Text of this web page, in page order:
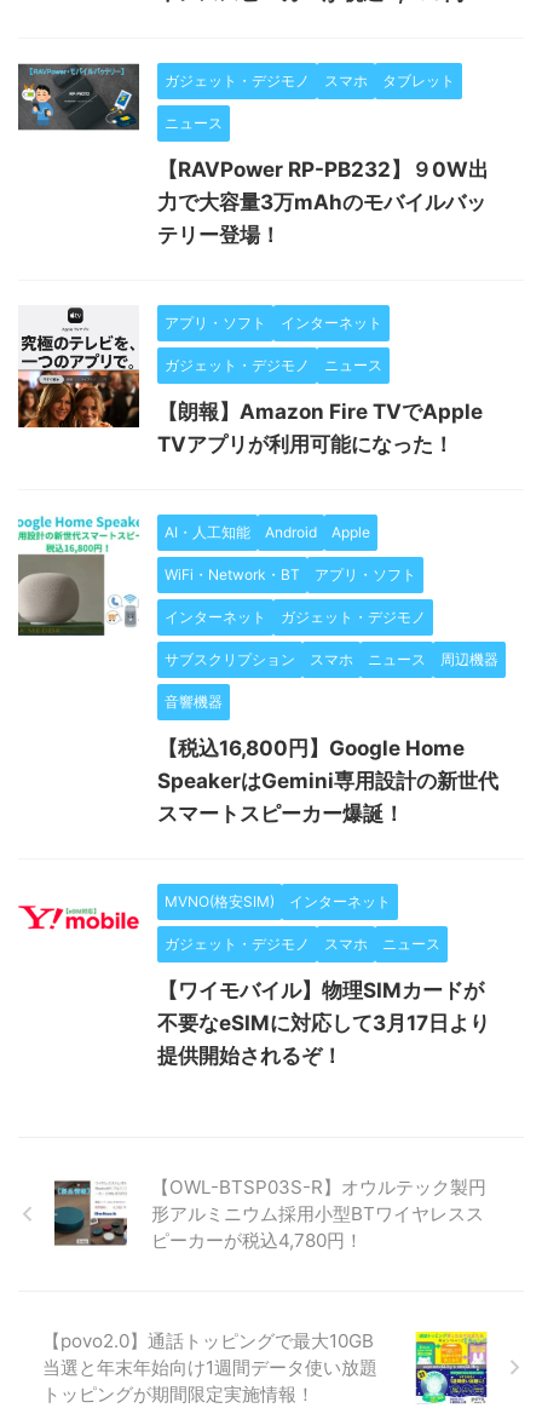
ガジェット・デジモノ スマホ タブレット
ニュース
【RAVPower RP-PB232】９0W出
力で大容量3万mAhのモバイルバッ
テリー登場！
アプリ・ソフト インターネット
ガジェット・デジモノ ニュース
【朗報】Amazon Fire TVでApple
TVアプリが利用可能になった！
AI・人工知能 Android Apple
WiFi・Network・BT アプリ・ソフト
インターネット ガジェット・デジモノ
サブスクリプション スマホ ニュース 周辺機器
音響機器
【税込16,800円】Google Home
SpeakerはGemini専用設計の新世代
スマートスピーカー爆誕！
MVNO(格安SIM) インターネット
ガジェット・デジモノ スマホ ニュース
【ワイモバイル】物理SIMカードが
不要なeSIMに対応して3月17日より
提供開始されるぞ！
【OWL-BTSP03S-R】オウルテック製円
形アルミニウム採用小型BTワイヤレスス
ピーカーが税込4,780円！
【povo2.0】通話トッピングで最大10GB
当選と年末年始向け1週間データ使い放題
トッピングが期間限定実施情報！